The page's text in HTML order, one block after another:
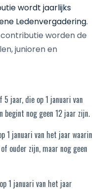
wordt jaarlijks
Ledenvergadering.
worden de
junioren en
5 jaar, die op 1 januari van
begint nog geen 12 jaar zijn.
1 januari van het jaar waarin
ouder zijn, maar nog geen
1 januari van het jaar